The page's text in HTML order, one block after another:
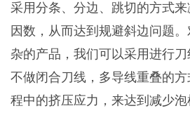
采用分条、分边、跳切的方式
因数，从而达到规避斜边问题
杂的产品，我们可以采用进行刀
不做闭合刀线，多导线重叠的
程中的挤压应力，来达到减少泡